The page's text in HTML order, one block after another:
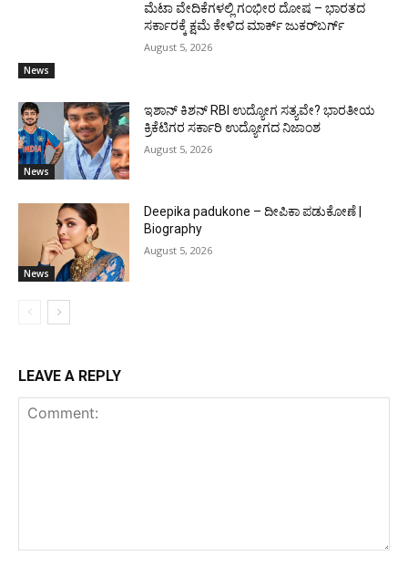
News
ಮೆಟಾ ವೇದಿಕೆಗಳಲ್ಲಿ ಗಂಭೀರ ದೋಷ – ಭಾರತದ
ಸರ್ಕಾರಕ್ಕೆ ಕ್ಷಮೆ ಕೇಳಿದ ಮಾರ್ಕ್ ಜುಕರ್‌ಬರ್ಗ್
August 5, 2026
News
ಇಶಾನ್ ಕಿಶನ್ RBI ಉದ್ಯೋಗ ಸತ್ಯವೇ? ಭಾರತೀಯ
ಕ್ರಿಕೆಟಿಗರ ಸರ್ಕಾರಿ ಉದ್ಯೋಗದ ನಿಜಾಂಶ
August 5, 2026
News
Deepika padukone – ದೀಪಿಕಾ ಪಡುಕೋಣೆ |
Biography
August 5, 2026
LEAVE A REPLY